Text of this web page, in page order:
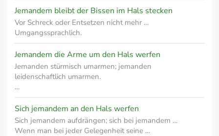
Jemandem bleibt der Bissen im Hals stecken
Vor Schreck oder Entsetzen nicht mehr …
Umgangssprachlich.
Jemandem die Arme um den Hals werfen
Jemanden stürmisch umarmen; jemanden
leidenschaftlich umarmen.
…
Sich jemandem an den Hals werfen
Sich jemandem aufdrängen; sich bei jemandem …
Wenn man bei jeder Gelegenheit seine …